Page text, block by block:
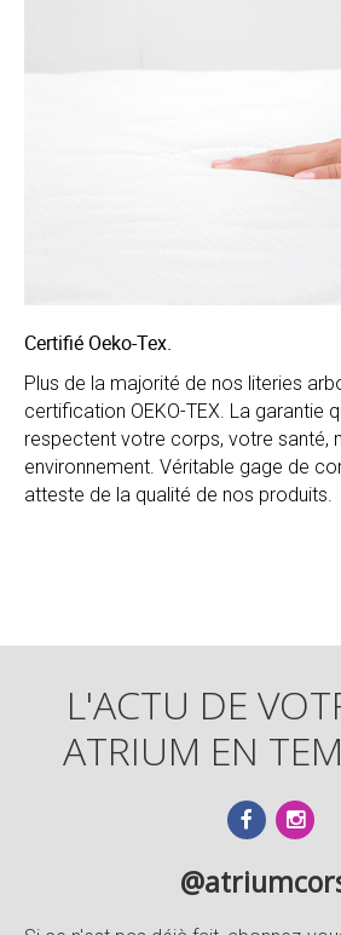
Certifié Oeko-Tex.
Plus de la majorité de nos literies
certification OEKO-TEX. La garantie
respectent votre corps, votre santé,
environnement. Véritable gage de
atteste de la qualité de nos produits.
L'ACTU DE
ATRIUM EN